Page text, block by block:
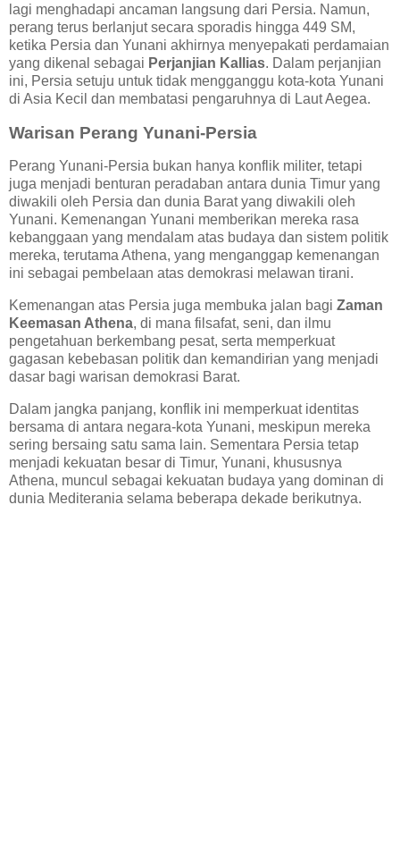
lagi menghadapi ancaman langsung dari Persia. Namun,
perang terus berlanjut secara sporadis hingga 449 SM,
ketika Persia dan Yunani akhirnya menyepakati perdamaian
yang dikenal sebagai Perjanjian Kallias. Dalam perjanjian
ini, Persia setuju untuk tidak mengganggu kota-kota Yunani
di Asia Kecil dan membatasi pengaruhnya di Laut Aegea.
Warisan Perang Yunani-Persia
Perang Yunani-Persia bukan hanya konflik militer, tetapi
juga menjadi benturan peradaban antara dunia Timur yang
diwakili oleh Persia dan dunia Barat yang diwakili oleh
Yunani. Kemenangan Yunani memberikan mereka rasa
kebanggaan yang mendalam atas budaya dan sistem politik
mereka, terutama Athena, yang menganggap kemenangan
ini sebagai pembelaan atas demokrasi melawan tirani.
Kemenangan atas Persia juga membuka jalan bagi Zaman
Keemasan Athena, di mana filsafat, seni, dan ilmu
pengetahuan berkembang pesat, serta memperkuat
gagasan kebebasan politik dan kemandirian yang menjadi
dasar bagi warisan demokrasi Barat.
Dalam jangka panjang, konflik ini memperkuat identitas
bersama di antara negara-kota Yunani, meskipun mereka
sering bersaing satu sama lain. Sementara Persia tetap
menjadi kekuatan besar di Timur, Yunani, khususnya
Athena, muncul sebagai kekuatan budaya yang dominan di
dunia Mediterania selama beberapa dekade berikutnya.